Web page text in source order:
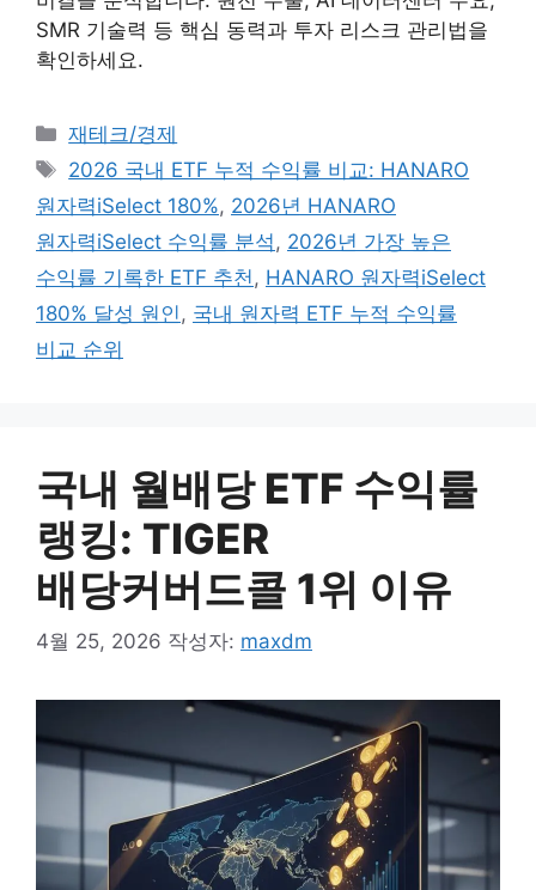
SMR 기술력 등 핵심 동력과 투자 리스크 관리법을
확인하세요.
카테고리
재테크/경제
태그
2026 국내 ETF 누적 수익률 비교: HANARO
원자력iSelect 180%, 2026년 HANARO
원자력iSelect 수익률 분석 , 2026년 가장 높은
수익률 기록한 ETF 추천 , HANARO 원자력iSelect
180% 달성 원인 , 국내 원자력 ETF 누적 수익률
비교 순위
국내 월배당 ETF 수익률
랭킹: TIGER
배당커버드콜 1위 이유
4월 25, 2026 작성자: maxdm